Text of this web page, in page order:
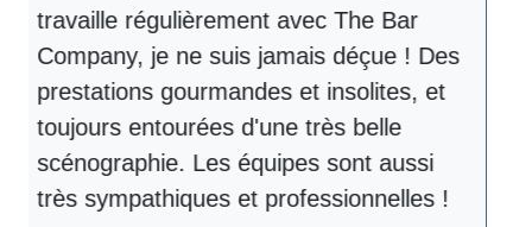
travaille régulièrement avec The Bar
Company, je ne suis jamais déçue ! Des
prestations gourmandes et insolites, et
toujours entourées d'une très belle
scénographie. Les équipes sont aussi
très sympathiques et professionnelles !